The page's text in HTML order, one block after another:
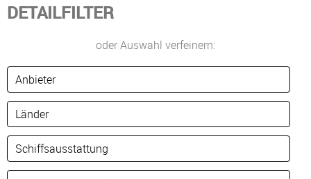
DETAILFILTER
oder Auswahl verfeinern: